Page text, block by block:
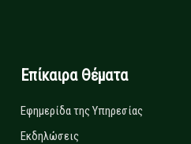
Επίκαιρα Θέματα
Εφημερίδα της Υπηρεσίας
Εκδηλώσεις